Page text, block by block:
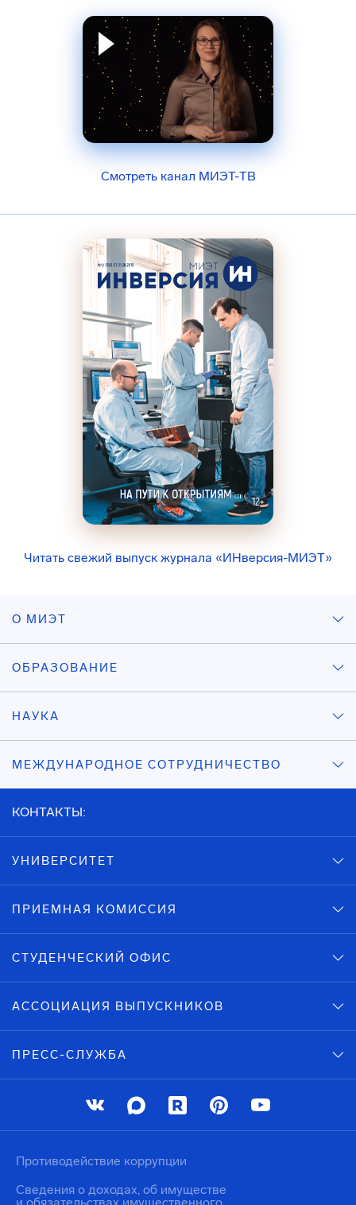
Смотреть канал МИЭТ-ТВ
Читать свежий выпуск журнала «ИНверсия-МИЭТ»
О МИЭТ
ОБРАЗОВАНИЕ
НАУКА
МЕЖДУНАРОДНОЕ СОТРУДНИЧЕСТВО
КОНТАКТЫ:
УНИВЕРСИТЕТ
ПРИЕМНАЯ КОМИССИЯ
СТУДЕНЧЕСКИЙ ОФИС
АССОЦИАЦИЯ ВЫПУСКНИКОВ
ПРЕСС-СЛУЖБА
Противодействие коррупции
Сведения о доходах, об имуществе